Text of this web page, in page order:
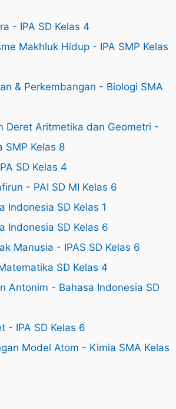
- IPA SD Kelas 4
Makhluk Hidup - IPA SMP Kelas
& Perkembangan - Biologi SMA
Deret Aritmetika dan Geometri -
SMP Kelas 8
SD Kelas 4
- PAI SD MI Kelas 6
Indonesia SD Kelas 1
Indonesia SD Kelas 6
Manusia - IPAS SD Kelas 6
SD Kelas 4
Antonim - Bahasa Indonesia SD
- IPA SD Kelas 6
Model Atom - Kimia SMA Kelas